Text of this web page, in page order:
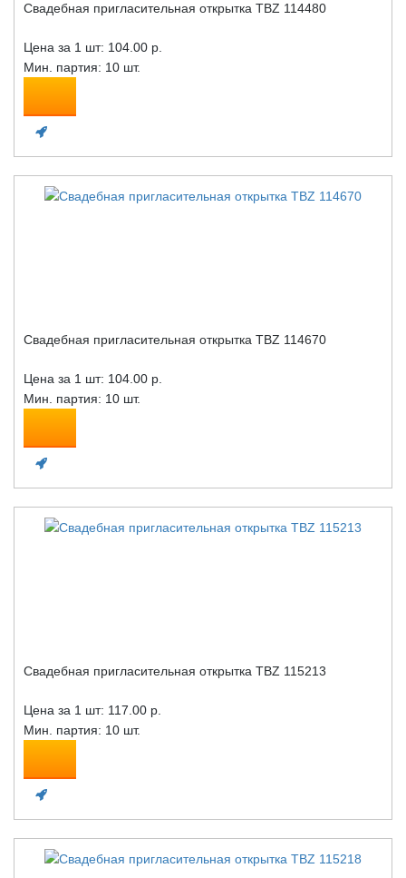
Свадебная пригласительная открытка TBZ 114480
Цена за 1 шт: 104.00 р.
Мин. партия: 10 шт.
Свадебная пригласительная открытка TBZ 114670
Цена за 1 шт: 104.00 р.
Мин. партия: 10 шт.
Свадебная пригласительная открытка TBZ 115213
Цена за 1 шт: 117.00 р.
Мин. партия: 10 шт.